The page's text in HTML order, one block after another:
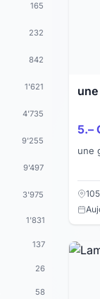
165
232
842
1'621
4'735
9'255
9'497
3'975
1'831
137
26
58
5.–
une